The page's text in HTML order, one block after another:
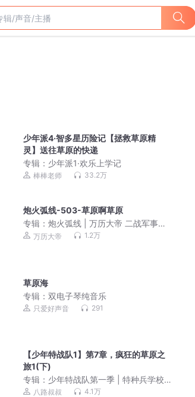
少年派4·智多星历险记【拯救草原精
灵】送往草原的快递
专辑： 少年派1·欢乐上学记
棒棒老师 33.2万
炮火弧线-503-草原啊草原
专辑：炮火弧线 | 万历大帝 二战军事战
场神作|多人有声剧
万历大帝 1.2万
草原海
专辑：双电子琴纯音乐
只爱好声音 291
【少年特战队1】第7章，疯狂的草原之
旅1(下)
专辑： 少年特战队第一季 | 特种兵学校
前传 | 八路叔叔
八路叔叔 4.1万